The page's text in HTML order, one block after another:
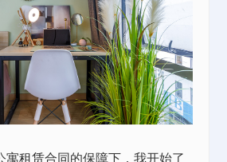
寓租赁合同的保障下，我开始了